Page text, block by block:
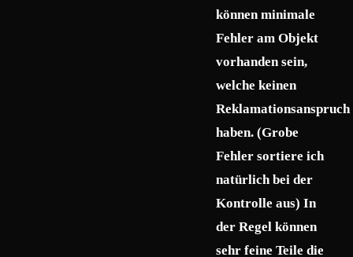
können minimale
Fehler am Objekt
vorhanden sein,
welche keinen
Reklamationsanspruch
haben. (Grobe
Fehler sortiere ich
natürlich bei der
Kontrolle aus) In
der Regel können
sehr feine Teile die